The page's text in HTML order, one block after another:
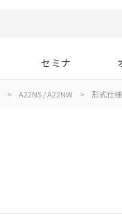
セミナ
> A22NS / A22NW > 形式仕